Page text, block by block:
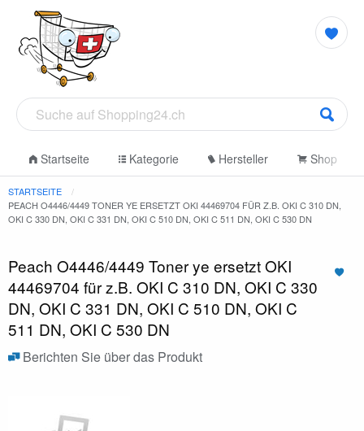
Startseite Kategorie Hersteller Shop
STARTSEITE
PEACH O4446/4449 TONER YE ERSETZT OKI 44469704 FÜR Z.B. OKI C 310 DN,
OKI C 330 DN, OKI C 331 DN, OKI C 510 DN, OKI C 511 DN, OKI C 530 DN
Peach O4446/4449 Toner ye ersetzt OKI
44469704 für z.B. OKI C 310 DN, OKI C 330
DN, OKI C 331 DN, OKI C 510 DN, OKI C
511 DN, OKI C 530 DN
Berichten Sie über das Produkt